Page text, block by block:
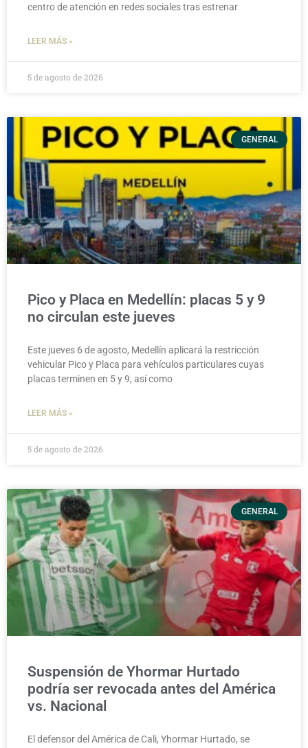
centro de atención en redes sociales tras estrenar
LEER MÁS »
5 de agosto de 2026
GENERAL
Pico y Placa en Medellín: placas 5 y 9
no circulan este jueves
Este jueves 6 de agosto, Medellín aplicará la restricción
vehicular Pico y Placa para vehículos particulares cuyas
placas terminen en 5 y 9, así como
LEER MÁS »
5 de agosto de 2026
GENERAL
Suspensión de Yhormar Hurtado
podría ser revocada antes del América
vs. Nacional
El defensor del América de Cali, Yhormar Hurtado, se